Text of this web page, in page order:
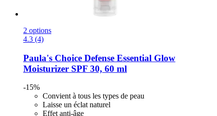
2 options
4.3 (4)
Paula's Choice Defense Essential Glow
Moisturizer SPF 30, 60 ml
-15%
Convient à tous les types de peau
Laisse un éclat naturel
Effet anti-âge